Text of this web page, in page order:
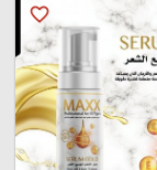
favorite_border